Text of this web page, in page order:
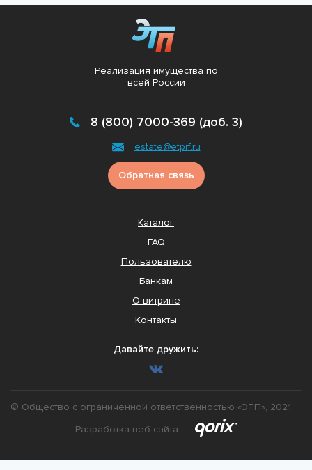
Реализация имущества по
всей России
8 (800) 7000-369 (доб. 3)
estate@etprf.ru
Обратная связь
Каталог
FAQ
Пользователю
Банкам
О витрине
Контакты
Давайте дружить:
© Общество с ограниченной ответственностью «ЭТП», 2021
Разработка веб-сайта —